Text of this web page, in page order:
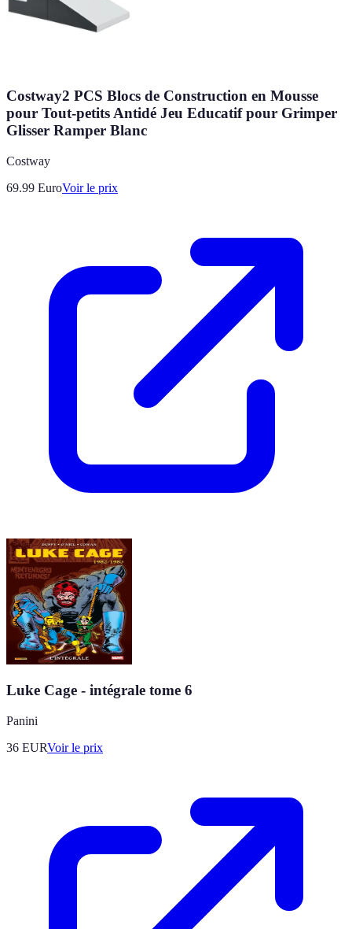
Costway2 PCS Blocs de Construction en Mousse
pour Tout-petits Antidé Jeu Educatif pour Grimper
Glisser Ramper Blanc
Costway
69.99 EuroVoir le prix
Luke Cage - intégrale tome 6
Panini
36 EURVoir le prix